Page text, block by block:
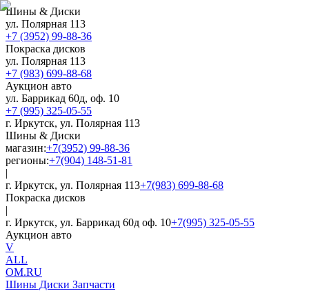
Шины & Диски
ул. Полярная 113
+7 (3952) 99-88-36
Покраска дисков
ул. Полярная 113
+7 (983) 699-88-68
Аукцион авто
ул. Баррикад 60д, оф. 10
+7 (995) 325-05-55
г. Иркутск, ул. Полярная 113
Шины & Диски
магазин:+7(3952) 99-88-36
регионы:+7(904) 148-51-81
|
г. Иркутск, ул. Полярная 113+7(983) 699-88-68
Покраска дисков
|
г. Иркутск, ул. Баррикад 60д оф. 10+7(995) 325-05-55
Аукцион авто
V
ALL
OM.RU
Шины Диски Запчасти